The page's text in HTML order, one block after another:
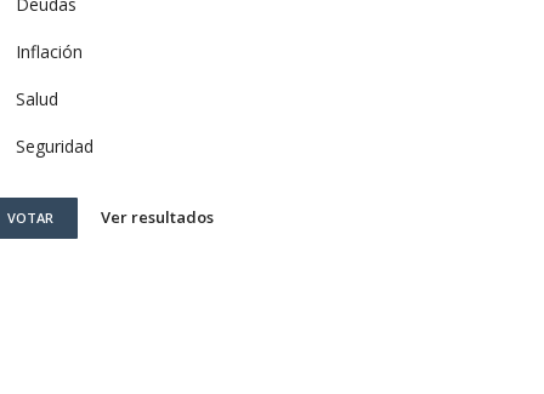
Inflación
Salud
Seguridad
VOTAR Ver resultados